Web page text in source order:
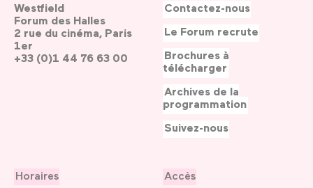
Westfield
Forum des Halles
2 rue du cinéma, Paris
1er
+33 (0)1 44 76 63 00
Horaires
Accès
Contactez-nous
Le Forum recrute
Brochures à
télécharger
Archives de la
programmation
Suivez-nous